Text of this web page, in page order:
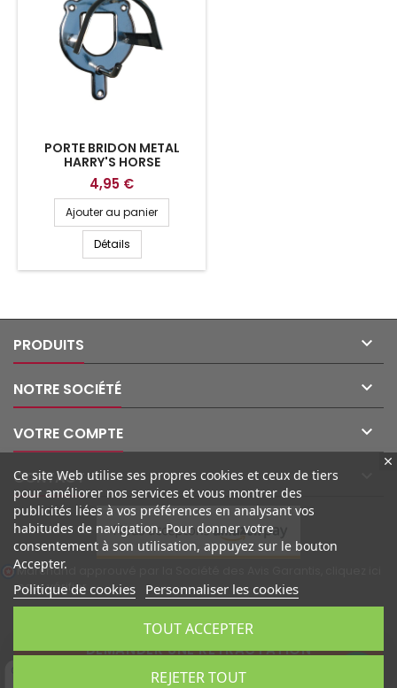
PORTE BRIDON METAL
HARRY'S HORSE
4,95 €
Ajouter au panier
Détails
PRODUITS 
NOTRE SOCIÉTÉ 
VOTRE COMPTE 
CONTACT
Marchand approuvé par la Société des Avis Garantis,
pour vérifier
Ce site Web utilise ses propres cookies et ceux de tiers
pour améliorer nos services et vous montrer des
publicités liées à vos préférences en analysant vos
habitudes de navigation. Pour donner votre
consentement à son utilisation, appuyez sur le bouton
Accepter.
Politique de cookies Personnaliser les cookies
REJETER TOUT
TOUT ACCEPTER
DEMANDER UNE RÉTRACTATION